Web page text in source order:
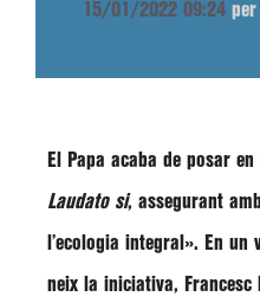
15/01/2022 09:24 per
El Papa acaba de posar
Laudato si, assegurant
l’ecologia integral». En un
neix la iniciativa, Francesc